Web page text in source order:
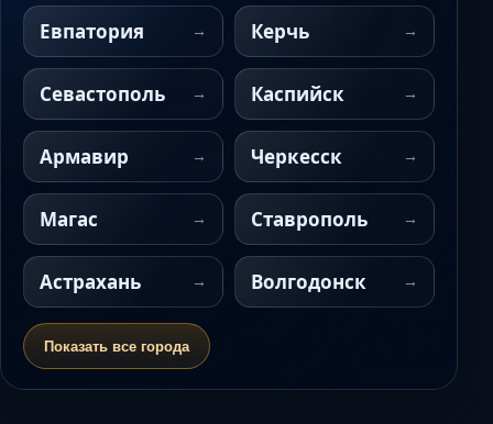
Евпатория Керчь
Севастополь Каспийск
Армавир Черкесск
Магас Ставрополь
Астрахань Волгодонск
Показать все города